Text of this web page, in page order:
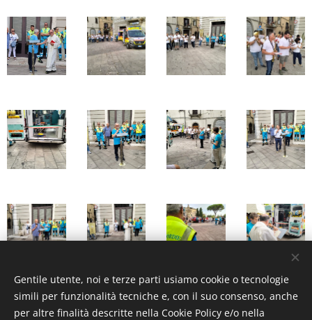
Gentile utente, noi e terze parti usiamo cookie o tecnologie
simili per funzionalità tecniche e, con il suo consenso, anche
per altre finalità descritte nella Cookie Policy e/o nella